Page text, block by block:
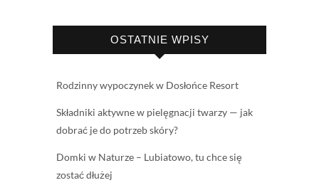
OSTATNIE WPISY
Rodzinny wypoczynek w Dosłońce Resort
Składniki aktywne w pielęgnacji twarzy — jak
dobrać je do potrzeb skóry?
Domki w Naturze – Lubiatowo, tu chce się
zostać dłużej